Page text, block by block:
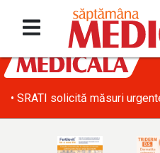
• SRATI solicită măsuri